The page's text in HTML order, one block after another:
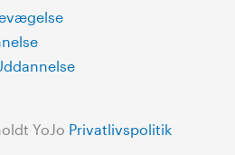
YoJo Privatlivspolitik